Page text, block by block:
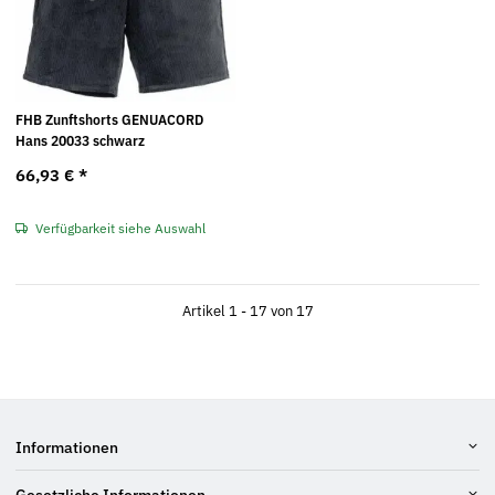
FHB Zunftshorts GENUACORD
Hans 20033 schwarz
66,93 € *
Verfügbarkeit siehe Auswahl
Artikel 1 - 17 von 17
Informationen